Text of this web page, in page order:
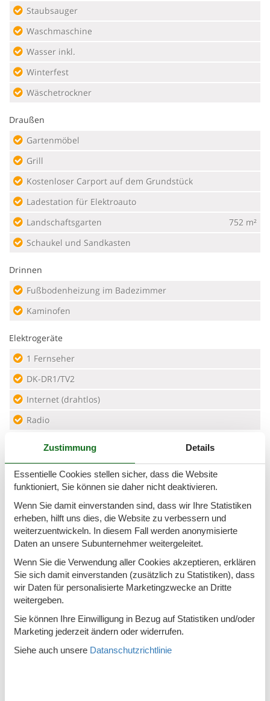
Staubsauger
Waschmaschine
Wasser inkl.
Winterfest
Wäschetrockner
Draußen
Gartenmöbel
Grill
Kostenloser Carport auf dem Grundstück
Ladestation für Elektroauto
Landschaftsgarten
752 m²
Schaukel und Sandkasten
Drinnen
Fußbodenheizung im Badezimmer
Kaminofen
Elektrogeräte
1 Fernseher
DK-DR1/TV2
Internet (drahtlos)
Radio
In der Nähe
Die nächste Stadt
15 km
Entf. zum Wasser/Baden
Entfernung Einkauf
400 m
Entfernung zu Angelmöglichkeiten
Nächstes Restaurant
Konzepte
Anglerhaus
Energiesparhaus
Hochwertige Gartenmöbel
Zustimmung Details
Essentielle Cookies stellen sicher, dass die Website
funktioniert, Sie können sie daher nicht deaktivieren.
Wenn Sie damit einverstanden sind, dass wir Ihre Statistiken
erheben, hilft uns dies, die Website zu verbessern und
weiterzuentwickeln. In diesem Fall werden anonymisierte
Daten an unsere Subunternehmer weitergeleitet.
Wenn Sie die Verwendung aller Cookies akzeptieren, erklären
Sie sich damit einverstanden (zusätzlich zu Statistiken), dass
wir Daten für personalisierte Marketingzwecke an Dritte
weitergeben.
Sie können Ihre Einwilligung in Bezug auf Statistiken und/oder
Marketing jederzeit ändern oder widerrufen.
Siehe auch unsere Datanschutzrichtlinie